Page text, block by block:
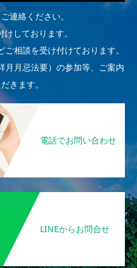
連絡ください。
しております。
相談を受け付けております。
月月忌法要）の参加等、ご案内
きます。
電話でお問い合わせ
LINEからお問合せ